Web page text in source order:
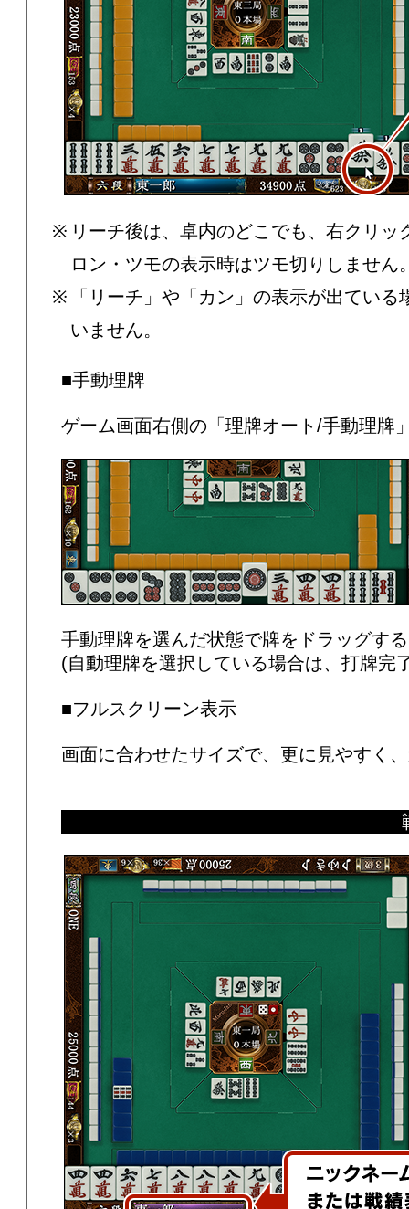
リーチ後は、卓内のどこでも、右クリ
ロン・ツモの表示時はツモ切りしません
「リーチ」や「カン」の表示が出てい
いません。
■手動理牌
ゲーム画面右側の「理牌オート/手動理牌
手動理牌を選んだ状態で牌をドラッグす
(自動理牌を選択している場合は、打牌完
■フルスクリーン表示
画面に合わせたサイズで、更に見やすく